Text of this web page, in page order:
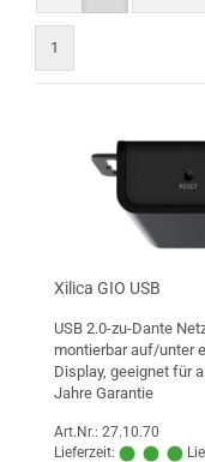
1
Xilica GIO USB
USB 2.0-zu-Dante
montierbar auf/unter
Display, geeignet für
Jahre Garantie
Art.Nr.: 27.10.70
Lieferzeit: